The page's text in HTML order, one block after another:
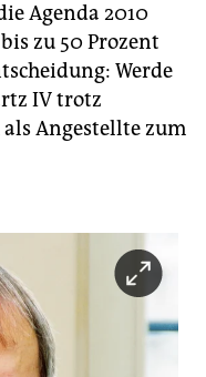
Agenda 2010
zu 50 Prozent
Werde
IV trotz
Angestellte zum